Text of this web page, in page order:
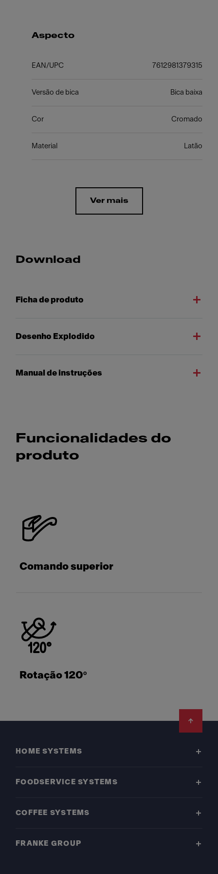
Aspecto
EAN/UPC 7612981379315
Versão de bica Bica baixa
Cor Cromado
Material Latão
Ver mais
Download
Ficha de produto
Desenho Explodido
Manual de instruções
Funcionalidades do
produto
Comando superior
Rotação 120º
HOME SYSTEMS
FOODSERVICE SYSTEMS
COFFEE SYSTEMS
FRANKE GROUP